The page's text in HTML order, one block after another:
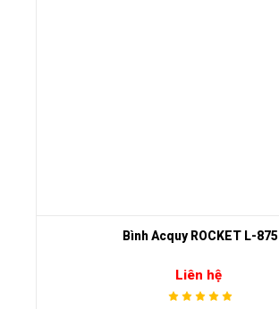
Bình Acquy ROCKET L-875
Liên hệ